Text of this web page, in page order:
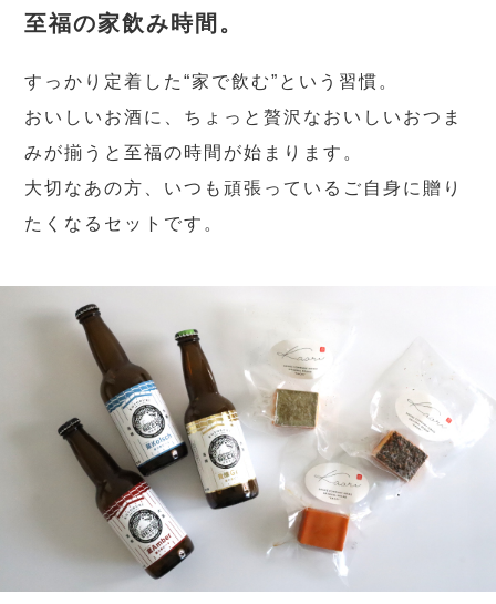
至福の家飲み時間。
すっかり定着した“家で飲む”という習慣。
おいしいお酒に、ちょっと贅沢なおいしいおつま
みが揃うと至福の時間が始まります。
大切なあの方、いつも頑張っているご自身に贈り
たくなるセットです。